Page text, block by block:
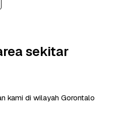
sekitar
kami di wilayah Gorontalo